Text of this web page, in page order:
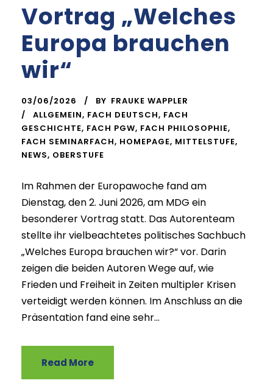
Vortrag „Welches
Europa brauchen
wir“
03/06/2026 BY FRAUKE WAPPLER
ALLGEMEIN, FACH DEUTSCH, FACH
GESCHICHTE, FACH PGW, FACH PHILOSOPHIE,
FACH SEMINARFACH, HOMEPAGE, MITTELSTUFE,
NEWS, OBERSTUFE
Im Rahmen der Europawoche fand am
Dienstag, den 2. Juni 2026, am MDG ein
besonderer Vortrag statt. Das Autorenteam
stellte ihr vielbeachtetes politisches Sachbuch
„Welches Europa brauchen wir?“ vor. Darin
zeigen die beiden Autoren Wege auf, wie
Frieden und Freiheit in Zeiten multipler Krisen
verteidigt werden können. Im Anschluss an die
Präsentation fand eine sehr...
Read More